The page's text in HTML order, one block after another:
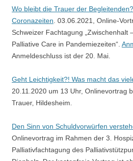
Wo bleibt die Trauer der
Coronazeiten . 03.06.2021, Online-
Schweizer Fachtagung „Zwischenhalt
Palliative Care in Pandemiezeiten“.
Anmeldeschluss ist der 20. Mai.
Geht Leichtigkeit?! Was macht das
20.11.2020 um 13 Uhr, Onlinevortrag
Trauer, Hildesheim.
Den Sinn von Schuldvorwürfen
Onlinevortrag im Rahmen der 3.
Palliativfachtagung des